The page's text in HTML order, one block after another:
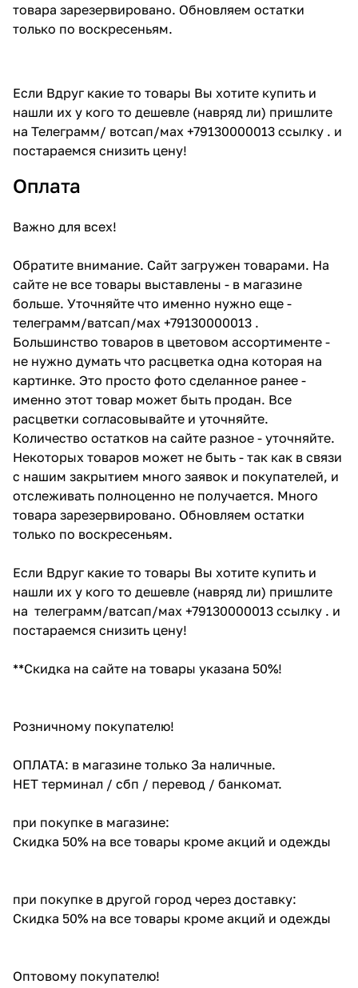
товара зарезервировано. Обновляем остатки
только по воскресеньям.
Если Вдруг какие то товары Вы хотите купить и
нашли их у кого то дешевле (навряд ли) пришлите
на Телеграмм/ вотсап/мах +79130000013 ссылку . и
постараемся снизить цену!
Оплата
Важно для всех!
Обратите внимание. Сайт загружен товарами. На
сайте не все товары выставлены - в магазине
больше. Уточняйте что именно нужно еще -
телеграмм/ватсап/мах +79130000013 .
Большинство товаров в цветовом ассортименте -
не нужно думать что расцветка одна которая на
картинке. Это просто фото сделанное ранее -
именно этот товар может быть продан. Все
расцветки согласовывайте и уточняйте.
Количество остатков на сайте разное - уточняйте.
Некоторых товаров может не быть - так как в связи
с нашим закрытием много заявок и покупателей, и
отслеживать полноценно не получается. Много
товара зарезервировано. Обновляем остатки
только по воскресеньям.
Если Вдруг какие то товары Вы хотите купить и
нашли их у кого то дешевле (навряд ли) пришлите
на телеграмм/ватсап/мах +79130000013 ссылку . и
постараемся снизить цену!
**Скидка на сайте на товары указана 50%!
Розничному покупателю!
ОПЛАТА: в магазине только За наличные.
НЕТ терминал / сбп / перевод / банкомат.
при покупке в магазине:
Скидка 50% на все товары кроме акций и одежды
при покупке в другой город через доставку:
Скидка 50% на все товары кроме акций и одежды
Оптовому покупателю!